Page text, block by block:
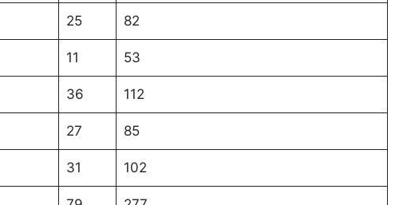
25 82
11 53
36 112
27 85
31 102